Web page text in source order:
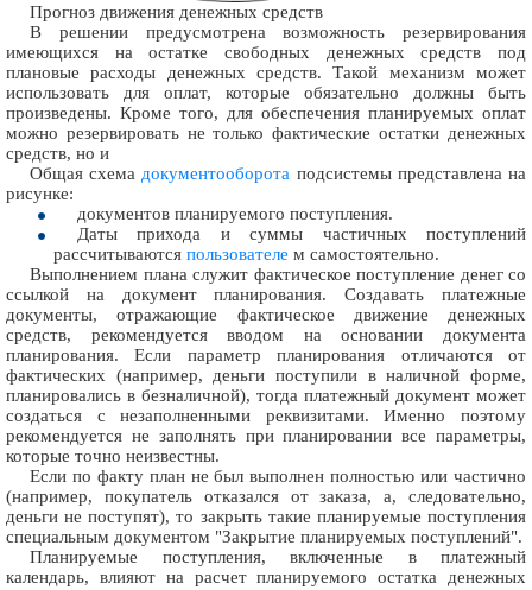
Прогноз движения денежных средств
В решении предусмотрена возможность резервирования
имеющихся на остатке свободных денежных средств под
плановые расходы денежных средств. Такой механизм может
использовать для оплат, которые обязательно должны быть
произведены. Кроме того, для обеспечения планируемых оплат
можно резервировать не только фактические остатки денежных
средств, но и
Общая схема документооборота подсистемы представлена на
рисунке:
документов планируемого поступления.
Даты прихода и суммы частичных поступлений
рассчитываются пользователе м самостоятельно.
Выполнением плана служит фактическое поступление денег со
ссылкой на документ планирования. Создавать платежные
документы, отражающие фактическое движение денежных
средств, рекомендуется вводом на основании документа
планирования. Если параметр планирования отличаются от
фактических (например, деньги поступили в наличной форме,
планировались в безналичной), тогда платежный документ может
создаться с незаполненными реквизитами. Именно поэтому
рекомендуется не заполнять при планировании все параметры,
которые точно неизвестны.
Если по факту план не был выполнен полностью или частично
(например, покупатель отказался от заказа, а, следовательно,
деньги не поступят), то закрыть такие планируемые поступления
специальным документом "Закрытие планируемых поступлений".
Планируемые поступления, включенные в платежный
календарь, влияют на расчет планируемого остатка денежных